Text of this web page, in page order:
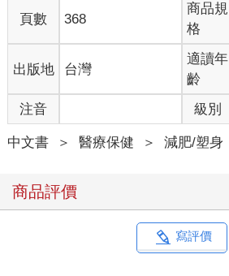
頁數 368
商品規
格
出版地 台灣
適讀年
齡
注音 級別
中文書 ＞ 醫療保健 ＞ 減肥/塑身
商品評價
寫評價